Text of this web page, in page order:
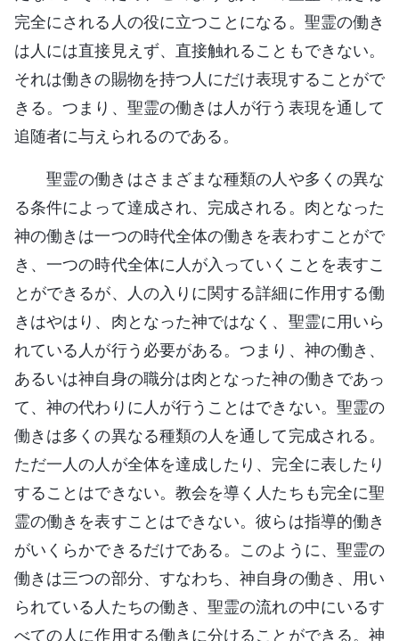
完全にされる人の役に立つことになる。聖霊の働き
は人には直接見えず、直接触れることもできない。
それは働きの賜物を持つ人にだけ表現することがで
きる。つまり、聖霊の働きは人が行う表現を通して
追随者に与えられるのである。
聖霊の働きはさまざまな種類の人や多くの異な
る条件によって達成され、完成される。肉となった
神の働きは一つの時代全体の働きを表わすことがで
き、一つの時代全体に人が入っていくことを表すこ
とができるが、人の入りに関する詳細に作用する働
きはやはり、肉となった神ではなく、聖霊に用いら
れている人が行う必要がある。つまり、神の働き、
あるいは神自身の職分は肉となった神の働きであっ
て、神の代わりに人が行うことはできない。聖霊の
働きは多くの異なる種類の人を通して完成される。
ただ一人の人が全体を達成したり、完全に表したり
することはできない。教会を導く人たちも完全に聖
霊の働きを表すことはできない。彼らは指導的働き
がいくらかできるだけである。このように、聖霊の
働きは三つの部分、すなわち、神自身の働き、用い
られている人たちの働き、聖霊の流れの中にいるす
べての人に作用する働きに分けることができる。神